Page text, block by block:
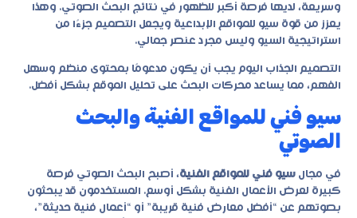
وسريعة، لديها فرصة أكبر للظهور في نتائج البحث الصوتي. وهذا
يعزز من قوة سيو للمواقع الإبداعية ويجعل التصميم جزءًا من
استراتيجية السيو وليس مجرد عنصر جمالي.
التصميم الجذاب اليوم يجب أن يكون مدعومًا بمحتوى منظم وسهل
الفهم، مما يساعد محركات البحث على تحليل الموقع بشكل أفضل.
سيو فني للمواقع الفنية والبحث
الصوتي
في مجال سيو فني للمواقع الفنية، أصبح البحث الصوتي فرصة
كبيرة لعرض الأعمال الفنية بشكل أوسع. المستخدمون قد يبحثون
بصوتهم عن “أفضل معارض فنية قريبة” أو “أعمال فنية حديثة”،